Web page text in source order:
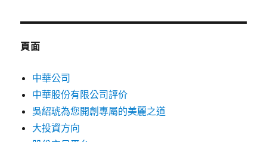
鍵
頁面
中華公司
中華股份有限公司評价
吳紹琥為您開創專屬的美麗之道
大投資方向